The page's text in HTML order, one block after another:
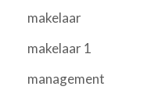
makelaar
makelaar 1
management